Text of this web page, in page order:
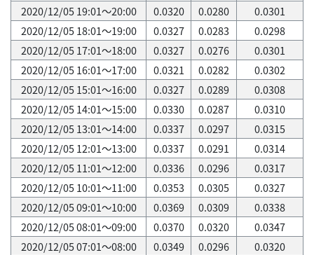
2020/12/05 19:01～20:00
0.0320 0.0280
0.0301
2020/12/05 18:01～19:00
0.0327 0.0283
0.0298
2020/12/05 17:01～18:00
0.0327 0.0276
0.0301
2020/12/05 16:01～17:00
0.0321 0.0282
0.0302
2020/12/05 15:01～16:00
0.0327 0.0289
0.0308
2020/12/05 14:01～15:00
0.0330 0.0287
0.0310
2020/12/05 13:01～14:00
0.0337 0.0297
0.0315
2020/12/05 12:01～13:00
0.0337 0.0291
0.0314
2020/12/05 11:01～12:00
0.0336 0.0296
0.0317
2020/12/05 10:01～11:00
0.0353 0.0305
0.0327
2020/12/05 09:01～10:00
0.0369 0.0309
0.0338
2020/12/05 08:01～09:00
0.0370 0.0320
0.0347
2020/12/05 07:01～08:00
0.0349 0.0296
0.0320